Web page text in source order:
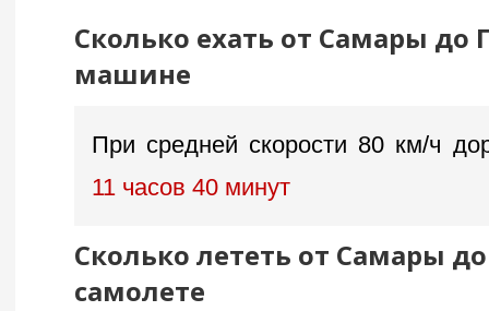
Сколько ехать от Самары до
машине
При средней скорости 80 км/ч
11 часов 40 минут
Сколько лететь от Самары
самолете